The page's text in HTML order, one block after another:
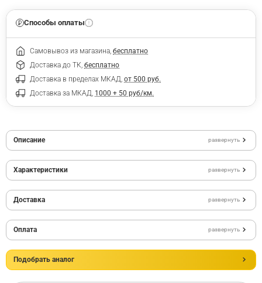
Способы оплаты
Самовывоз из магазина, бесплатно
Доставка до ТК, бесплатно
Доставка в пределах МКАД, от 500 руб.
Доставка за МКАД, 1000 + 50 руб/км.
Описание развернуть
Характеристики развернуть
Доставка развернуть
Оплата развернуть
Подобрать аналог